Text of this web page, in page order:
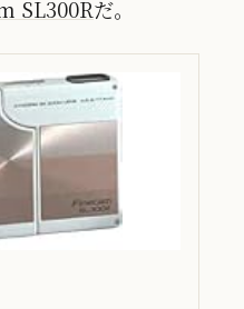
SL300Rだ。